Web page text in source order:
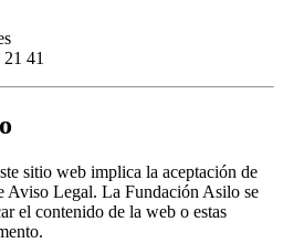
41
sitio web implica la aceptación de
Aviso Legal. La Fundación Asilo se
el contenido de la web o estas